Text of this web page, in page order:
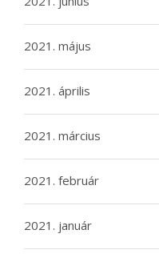
2021. május
2021. április
2021. március
2021. február
2021. január